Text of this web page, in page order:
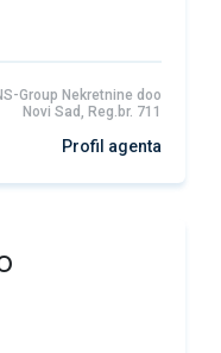
Group Nekretnine doo
Novi Sad, Reg.br. 711
Profil agenta